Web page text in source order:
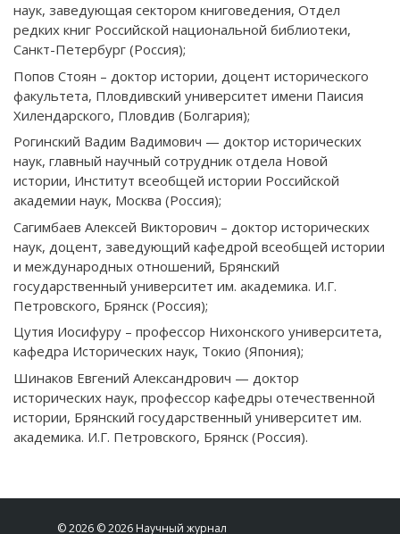
наук, заведующая сектором книговедения, Отдел
редких книг Российской национальной библиотеки,
Санкт-Петербург (Россия);
Попов Стоян – доктор истории, доцент исторического
факультета, Пловдивский университет имени Паисия
Хилендарского, Пловдив (Болгария);
Рогинский Вадим Вадимович — доктор исторических
наук, главный научный сотрудник отдела Новой
истории, Институт всеобщей истории Российской
академии наук, Москва (Россия);
Сагимбаев Алексей Викторович – доктор исторических
наук, доцент, заведующий кафедрой всеобщей истории
и международных отношений, Брянский
государственный университет им. академика. И.Г.
Петровского, Брянск (Россия);
Цутия Иосифуру – профессор Нихонского университета,
кафедра Исторических наук, Токио (Япония);
Шинаков Евгений Александрович — доктор
исторических наук, профессор кафедры отечественной
истории, Брянский государственный университет им.
академика. И.Г. Петровского, Брянск (Россия).
© 2026 © 2026 Научный журнал